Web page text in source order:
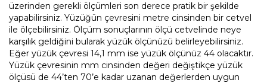
üzerinden gerekli ölçümleri son derece pratik bir şekilde
yapabilirsiniz. Yüzüğün çevresini metre cinsinden bir cetvel
ile ölçebilirsiniz. Ölçüm sonuçlarının ölçü cetvelinde neye
karşılık geldiğini bularak yüzük ölçünüzü belirleyebilirsiniz.
Eğer yüzük çevresi 14,1 mm ise yüzük ölçünüz 44 olacaktır.
Yüzük çevresinin mm cinsinden değeri değiştikçe yüzük
ölçüsü de 44’ten 70’e kadar uzanan değerlerden uygun